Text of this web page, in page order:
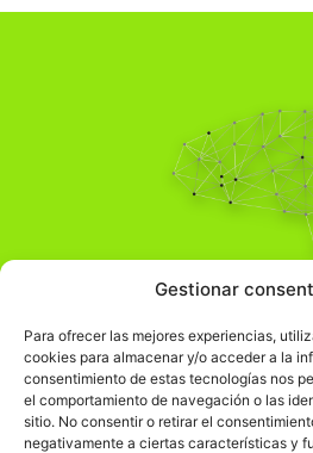
Gestionar
Para ofrecer las mejores experiencias,
cookies para almacenar y/o acceder a la
consentimiento de estas tecnologías nos
el comportamiento de navegación o las
sitio. No consentir o retirar el
negativamente a ciertas características y
Pensamiento
Comprender el mundo
Información